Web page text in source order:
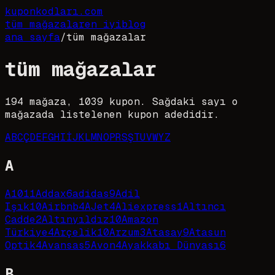
kuponkodları.com
tüm mağazalaren iyiblog
ana sayfa/tüm mağazalar
tüm mağazalar
194 mağaza, 1039 kupon. Sağdaki sayı o
mağazada listelenen kupon adedidir.
ABCÇDEFGHIİJKLMNOPRSŞTUVWYZ
A
A1011Addax6adidas9Adil
Işık10Airbnb4AJet4Aliexpress1Altıncı
Cadde2Altınyıldız10Amazon
Türkiye4Arçelik10Arzum3Atasay9Atasun
Optik4Avansas5Avon4Ayakkabı Dünyası6